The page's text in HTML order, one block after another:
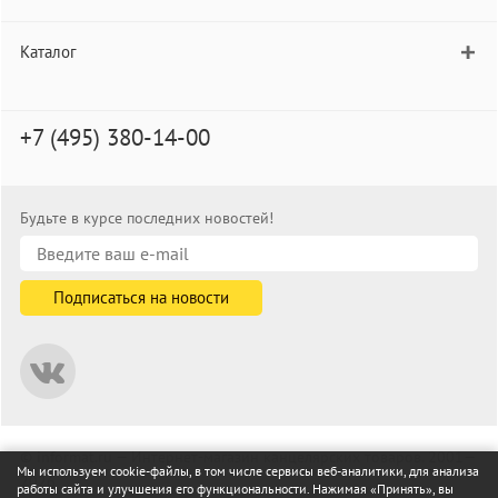
Каталог
+7 (495) 380-14-00
Будьте в курсе последних новостей!
© informat.ru — Интернет-магазин канцелярских товаров. 2001—
2026
Мы используем cookie-файлы, в том числе сервисы веб-аналитики, для анализа
работы сайта и улучшения его функциональности. Нажимая «Принять», вы